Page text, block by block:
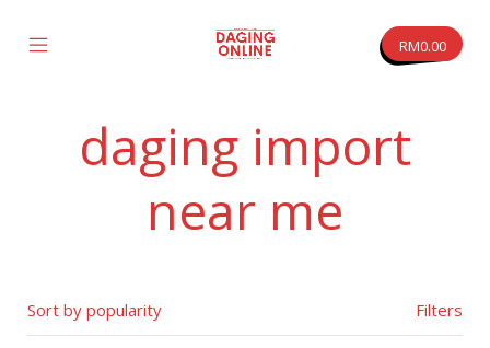
content
RM0.00
daging import
near me
Filters